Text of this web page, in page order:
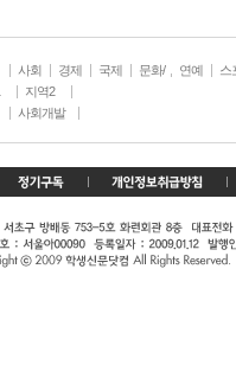
사회 경제 국제
문화/
연예
스
지역2
사회개발